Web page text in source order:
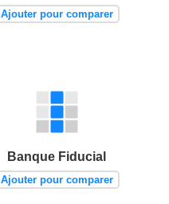
Ajouter pour comparer
Banque Fiducial
Ajouter pour comparer